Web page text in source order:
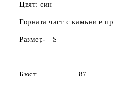
Цвят: син
Горната част с камъни е
Бюст 87